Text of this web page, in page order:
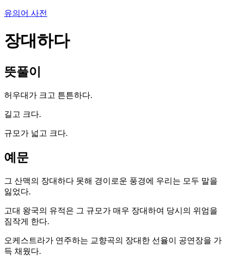
유의어 사전
장대하다
뜻풀이
허우대가 크고 튼튼하다.
길고 크다.
규모가 넓고 크다.
예문
그 산맥의 장대하다 못해 경이로운 풍경에 우리는 모두 말을
잃었다.
고대 왕국의 유적은 그 규모가 매우 장대하여 당시의 위엄을
짐작게 한다.
오케스트라가 연주하는 교향곡의 장대한 선율이 공연장을 가
득 채웠다.